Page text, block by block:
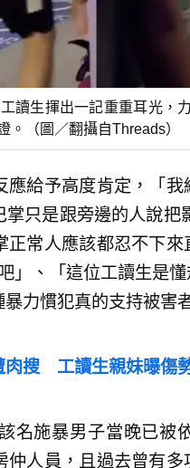
讀生揮出一記重重耳光，
。（圖／翻攝自Threads）
給予高度肯定，「
只是跟旁邊的人說把
常人應該都忍不下
」、「這位工讀生是
力慣犯真的支持被害
肉搜 工讀生親妹曝傷
名施暴男子當晚已被
人員，且過去曾有